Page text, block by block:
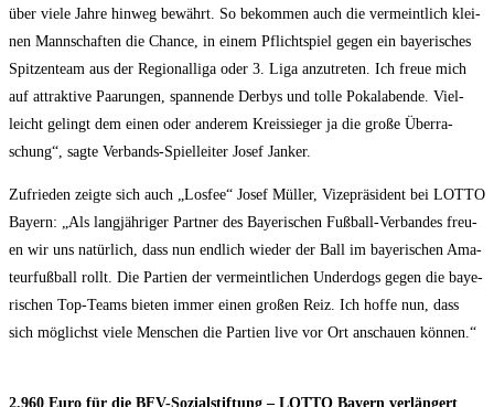
über vie­le Jah­re hin­weg bewährt. So bekom­men auch die ver­meint­lich klei­
nen Mann­schaf­ten die Chan­ce, in einem Pflicht­spiel gegen ein baye­ri­sches
Spit­zen­team aus der Regio­nal­li­ga oder 3. Liga anzu­tre­ten. Ich freue mich
auf attrak­ti­ve Paa­run­gen, span­nen­de Der­bys und tol­le Pokal­a­ben­de. Viel­
leicht gelingt dem einen oder ande­rem Kreis­sie­ger ja die gro­ße Über­ra­
schung“, sag­te Ver­bands-Spiel­lei­ter Josef Janker.
Zufrie­den zeig­te sich auch „Los­fee“ Josef Mül­ler, Vize­prä­si­dent bei LOTTO
Bay­ern: „Als lang­jäh­ri­ger Part­ner des Baye­ri­schen Fuß­ball-Ver­ban­des freu­
en wir uns natür­lich, dass nun end­lich wie­der der Ball im baye­ri­schen Ama­
teur­fuß­ball rollt. Die Par­tien der ver­meint­li­chen Under­dogs gegen die baye­
ri­schen Top-Teams bie­ten immer einen gro­ßen Reiz. Ich hof­fe nun, dass
sich mög­lichst vie­le Men­schen die Par­tien live vor Ort anschau­en können.“
2.960 Euro für die BFV-Sozi­al­stif­tung – LOTTO Bay­ern ver­län­gert